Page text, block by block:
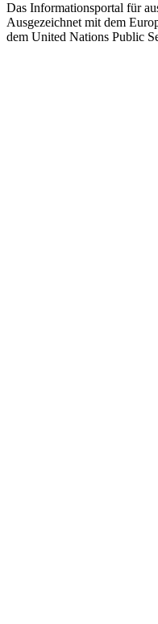
Das Informationsportal für
Ausgezeichnet mit dem
dem United Nations Public